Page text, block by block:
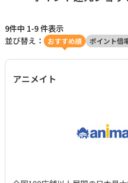
9件中 1-9 件表示
並び替え：
おすすめ順 ポイント倍
アニメイト